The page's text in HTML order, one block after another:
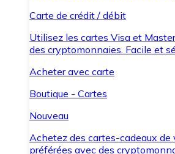
Carte de crédit / débit
Utilisez les cartes Visa et
des cryptomonnaies. Facile et
Acheter avec carte
Boutique - Cartes
Nouveau
Achetez des cartes-cadeaux de
préférées avec des